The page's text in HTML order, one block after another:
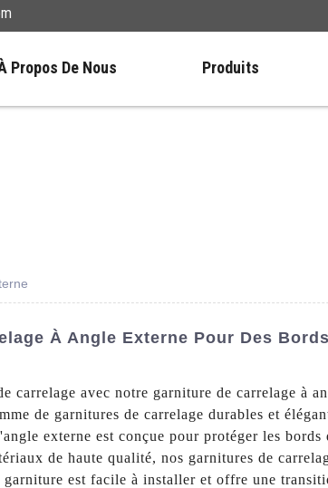
Propos De Nous Produits
À Angle Externe Pour Des
carrelage avec notre garniture de carrelage à
de garnitures de carrelage durables et
externe est conçue pour protéger les
de haute qualité, nos garnitures de
est facile à installer et offre une